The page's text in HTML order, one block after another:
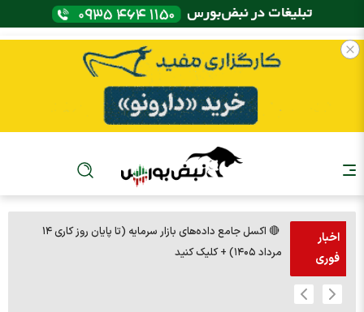
اخبار
فوری
🔴 اکسل جامع داده‌های بازار سرمایه (تا پایان روز کاری ۱۴
مرداد ۱۴۰۵) + کلیک کنید